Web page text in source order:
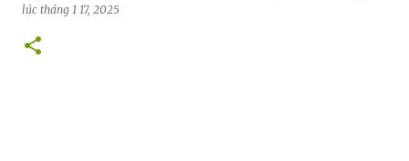
lúc tháng 1 17, 2025